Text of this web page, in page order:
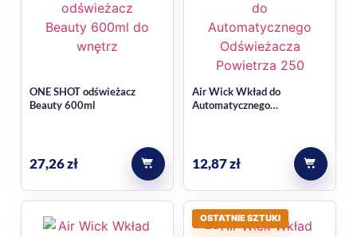
Air Wick Freshmatic?
Tak, w kontekście produktu wskazano, że jest to oryginalny
wkład kompatybilny z urządzeniami Air Wick Freshmatic.
Jak długo może działać jeden
W opisie podano działanie nawet do 60–70 dni oraz do 2400
dawek zapachu z jednego wkładu.
ONE SHOT odświeżacz
Beauty 600ml
27,26zł
Air Wick Wkład do
Automatycznego
12,87zł
OSTATNIE SZTUKI